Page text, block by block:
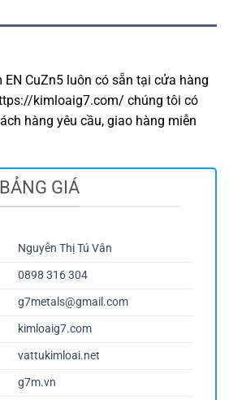
CuZn5 luôn có sẵn tại cửa hàng
kimloaig7.com/ chúng tôi có
hàng yêu cầu, giao hàng miễn
GIÁ
Nguyễn Thị Tú Vân
0898 316 304
g7metals@gmail.com
kimloaig7.com
vattukimloai.net
g7m.vn